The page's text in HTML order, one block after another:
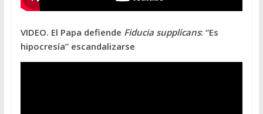
VIDEO. El Papa defiende Fiducia supplicans: “Es
hipocresía” escandalizarse